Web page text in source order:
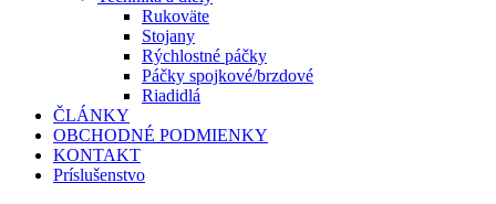
Rukoväte
Stojany
Rýchlostné páčky
Páčky spojkové/brzdové
Riadidlá
ČLÁNKY
OBCHODNÉ PODMIENKY
KONTAKT
Príslušenstvo